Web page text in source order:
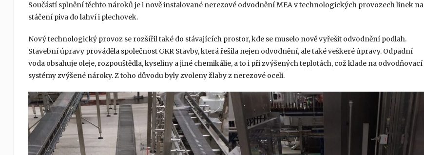
Součástí splnění těchto nároků je i nově instalované nerezové odvodnění MEA v technologických provozech linek na
stáčení piva do lahví i plechovek.
Nový technologický provoz se rozšířil také do stávajících prostor, kde se muselo nově vyřešit odvodnění podlah.
Stavební úpravy prováděla společnost GKR Stavby, která řešila nejen odvodnění, ale také veškeré úpravy. Odpadní
voda obsahuje oleje, rozpouštědla, kyseliny a jiné chemikálie, a to i při zvýšených teplotách, což klade na odvodňovací
systémy zvýšené nároky. Z toho důvodu byly zvoleny žlaby z nerezové oceli.